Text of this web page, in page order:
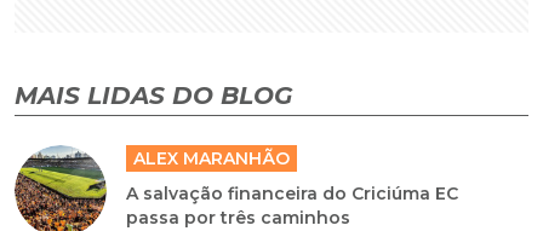
MAIS LIDAS DO BLOG
ALEX MARANHÃO
A salvação financeira do Criciúma EC
passa por três caminhos